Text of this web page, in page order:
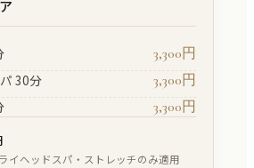
3,300円
30分
3,300円
3,300円
イヘッドスパ・ストレッチのみ適用